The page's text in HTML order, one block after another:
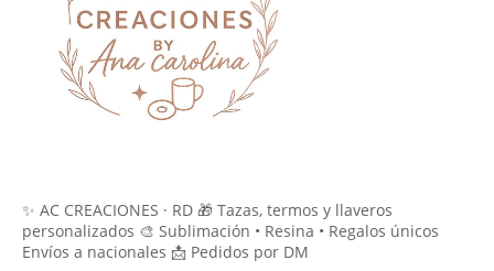
✨ AC CREACIONES · RD 🎁 Tazas, termos y llaveros
personalizados 🎨 Sublimación • Resina • Regalos únicos
Envíos a nacionales 📩 Pedidos por DM